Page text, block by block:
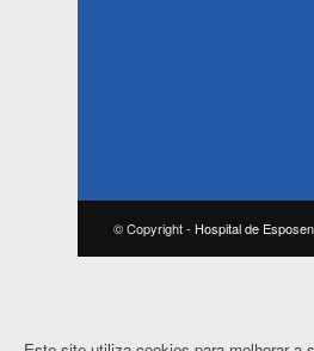
© Copyright - Hospital de